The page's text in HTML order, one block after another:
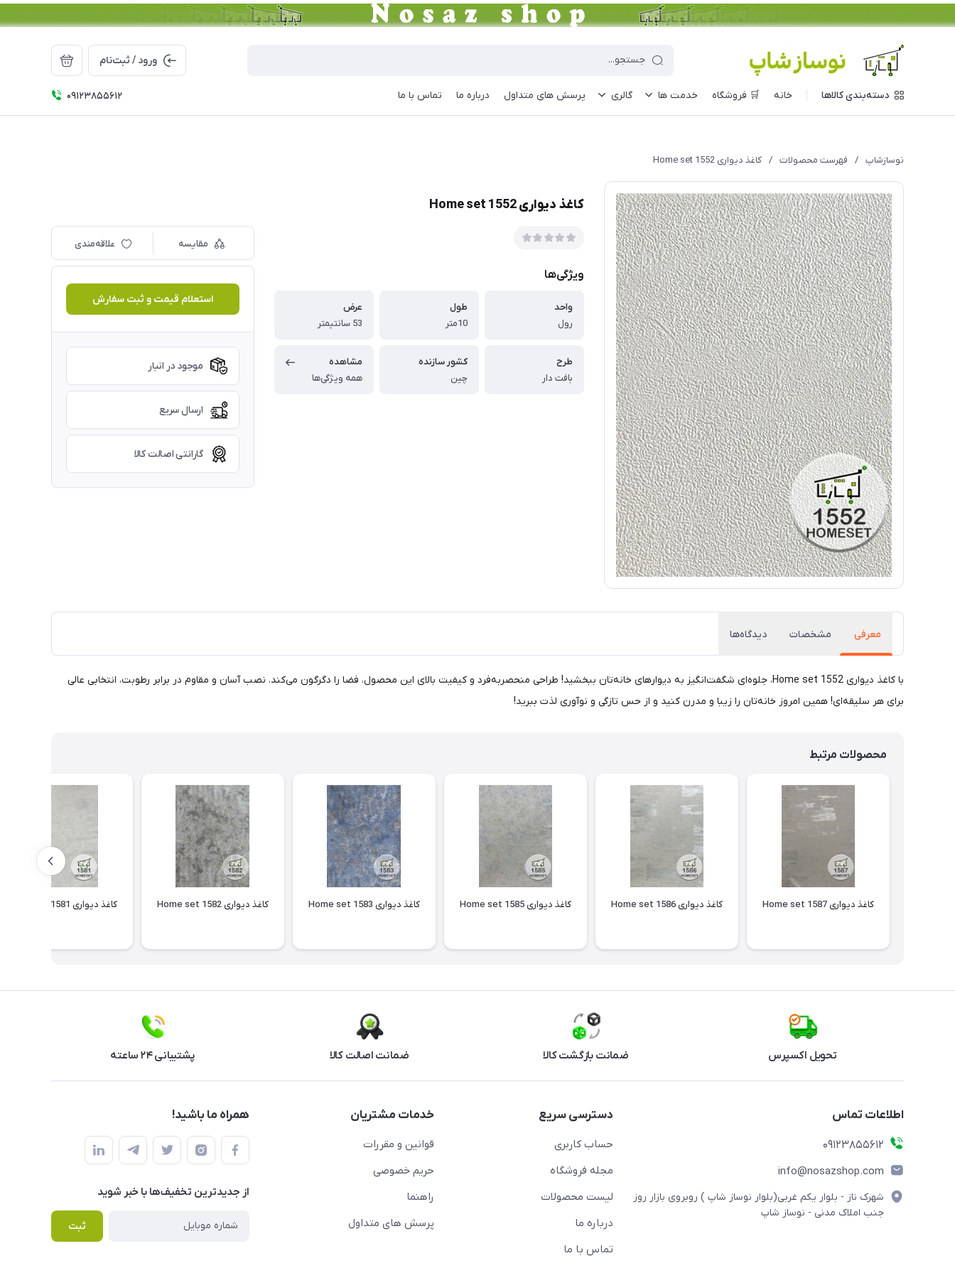
ورود / ثبت‌نام
دسته‌بندی کالاها خانه 🛒 فروشگاه خدمت ها گالری پرسش های متداول درباره ما تماس با ما 09123855612
نوسازشاپ / فهرست محصولات / کاغذ دیواری Home set 1552
کاغذ دیواری Home set 1552
ویژگی‌ها
واحد
رول
طول
10متر
عرض
53 سانتیمتر
طرح
بافت دار
کشور سازنده
چین
مشاهده
همه ویژگی‌ها
مقایسه علاقه‌مندی
استعلام قیمت و ثبت سفارش
موجود در انبار
ارسال سریع
گارانتی اصالت کالا
معرفی مشخصات دیدگاه‌ها
با کاغذ دیواری Home set 1552، جلوه‌ای شگفت‌انگیز به دیوارهای خانه‌تان ببخشید! طراحی منحصر‌به‌فرد و کیفیت بالای این محصول، فضا را دگرگون می‌کند. نصب آسان و مقاوم در برابر رطوبت، انتخابی عالی
برای هر سلیقه‌ای! همین امروز خانه‌تان را زیبا و مدرن کنید و از حس تازگی و نوآوری لذت ببرید!
محصولات مرتبط
کاغذ دیواری Home set 1587 کاغذ دیواری Home set 1586 کاغذ دیواری Home set 1585 کاغذ دیواری Home set 1583 کاغذ دیواری Home set 1582 کاغذ دیواری Home set 1581
تحویل اکسپرس ضمانت بازگشت کالا ضمانت اصالت کالا پشتیبانی ۲۴ ساعته
اطلاعات تماس
09123855612
info@nosazshop.com
شهرک ناز - بلوار یکم غربی(بلوار نوساز شاپ ) روبروی بازار روز
جنب املاک مدنی - نوساز شاپ
دسترسی سریع
حساب کاربری
مجله فروشگاه
لیست محصولات
درباره ما
تماس با ما
خدمات مشتریان
قوانین و مقررات
حریم خصوصی
راهنما
پرسش های متداول
همراه ما باشید!
از جدید‌ترین تخفیف‌ها با‌ خبر شوید
ثبت